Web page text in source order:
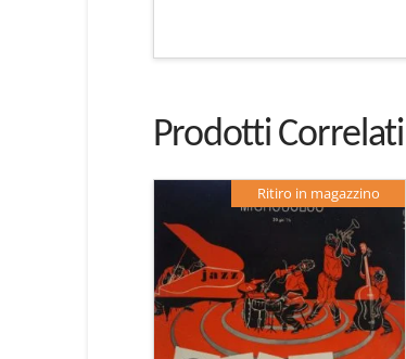
Prodotti Correlati
Ritiro in magazzino